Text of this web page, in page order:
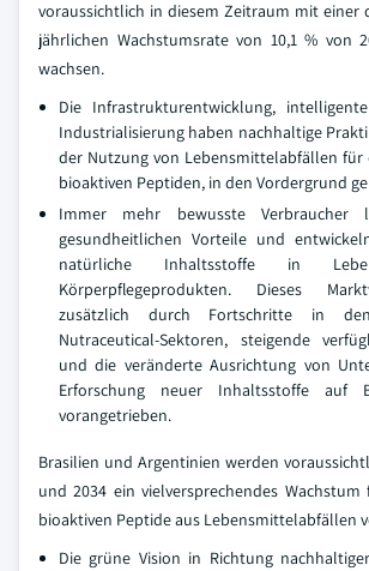
voraussichtlich in diesem Zeitraum mit einer
jährlichen Wachstumsrate von 10,1 % von
wachsen.
Die Infrastrukturentwicklung,
Industrialisierung haben nachhaltige
der Nutzung von Lebensmittelabfällen für
bioaktiven Peptiden, in den Vordergrund
Immer mehr bewusste
gesundheitlichen Vorteile und
natürliche Inhaltsstoffe in
Körperpflegeprodukten. Dieses
zusätzlich durch Fortschritte in
Nutraceutical-Sektoren, steigende
und die veränderte Ausrichtung von
Erforschung neuer Inhaltsstoffe auf
vorangetrieben.
Brasilien und Argentinien werden
und 2034 ein vielversprechendes
bioaktiven Peptide aus Lebensmittelabfällen
Die grüne Vision in Richtung